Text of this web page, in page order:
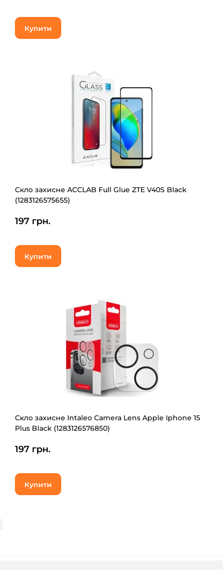
Купити
Скло захисне ACCLAB Full Glue ZTE V40S Black
(1283126575655)
197 грн.
Купити
Скло захисне Intaleo Camera Lens Apple Iphone 15
Plus Black (1283126576850)
197 грн.
Купити